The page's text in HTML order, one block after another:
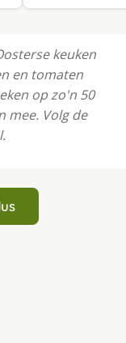
keuken
en tomaten
op zo'n 50
mee. Volg de